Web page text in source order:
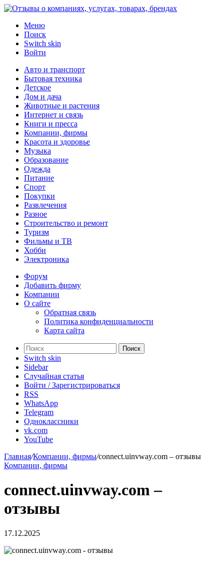
Меню
Поиск
Switch skin
Войти
Авто и транспорт
Бытовая техника
Детское
Дом и дача
Животные и растения
Интернет и связь
Книги и пресса
Компании, фирмы
Красота и здоровье
Музыка
Образование
Одежда
Питание
Спорт
Покупки
Развлечения
Разное
Строительство и ремонт
Туризм
Фильмы и ТВ
Хобби
Электроника
Форум
Добавить фирму
Компании
О сайте
Обратная связь
Политика конфиденциальности
Карта сайта
Поиск
Switch skin
Sidebar
Случайная статья
Войти / Зарегистрироваться
RSS
WhatsApp
Telegram
Одноклассники
vk.com
YouTube
Главная/Компании, фирмы/connect.uinvway.com – отзывы
Компании, фирмы
connect.uinvway.com –
отзывы
17.12.2025